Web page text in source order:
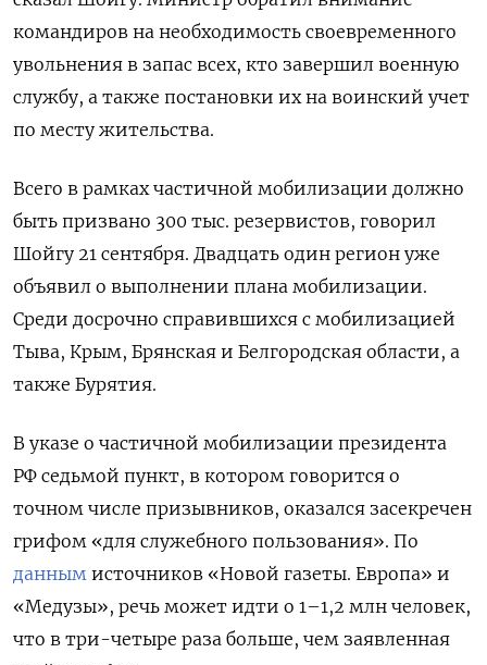
командиров на необходимость своевременного
увольнения в запас всех, кто завершил военную
службу, а также постановки их на воинский учет
по месту жительства.
Всего в рамках частичной мобилизации должно
быть призвано 300 тыс. резервистов, говорил
Шойгу 21 сентября. Двадцать один регион уже
объявил о выполнении плана мобилизации.
Среди досрочно справившихся с мобилизацией
Тыва, Крым, Брянская и Белгородская области, а
также Бурятия.
В указе о частичной мобилизации президента
РФ седьмой пункт, в котором говорится о
точном числе призывников, оказался засекречен
грифом «для служебного пользования». По
данным источников «Новой газеты. Европа» и
«Медузы», речь может идти о 1–1,2 млн человек,
что в три-четыре раза больше, чем заявленная